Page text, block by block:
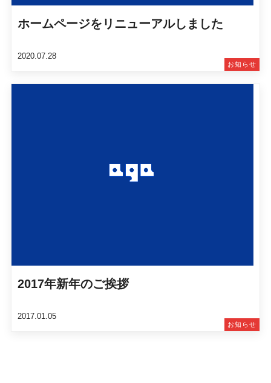
ホームページをリニューアルしました
2020.07.28
お知らせ
2017年新年のご挨拶
2017.01.05
お知らせ